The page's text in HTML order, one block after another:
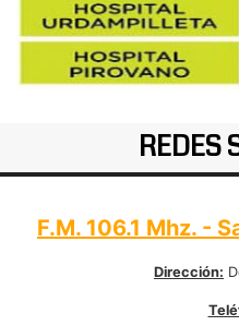
REDES
F.M. 106.1 Mhz. -
Dirección: